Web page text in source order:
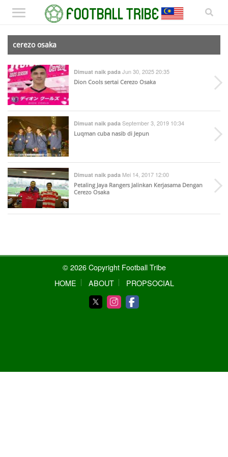
cerezo osaka
Dimuat naik pada Jun 30, 2025 20:35
Dion Cools sertai Cerezo Osaka
Dimuat naik pada September 3, 2019 10:34
Luqman cuba nasib di Jepun
Dimuat naik pada Mei 14, 2017 12:00
Petaling Jaya Rangers Jalinkan Kerjasama Dengan
Cerezo Osaka
© 2026 Copyright Football Tribe
HOME
ABOUT PROPSOCIAL